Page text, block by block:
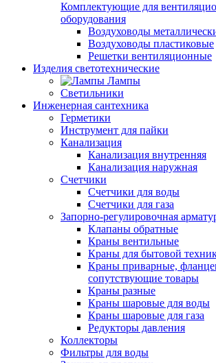
Комплектующие для
оборудования
Воздуховоды
Воздуховоды пластиковые
Решетки вентиляционные
Изделия светотехнические
Лампы
Светильники
Инженерная сантехника
Герметики
Инструмент для пайки
Канализация
Канализация внутренняя
Канализация наружная
Счетчики
Счетчики для воды
Счетчики для газа
Запорно-регулировочная
Клапаны обратные
Краны вентильные
Краны для бытовой
Краны приварные,
сопутствующие товары
Краны разные
Краны шаровые для воды
Краны шаровые для газа
Редукторы давления
Коллекторы
Фильтры для воды